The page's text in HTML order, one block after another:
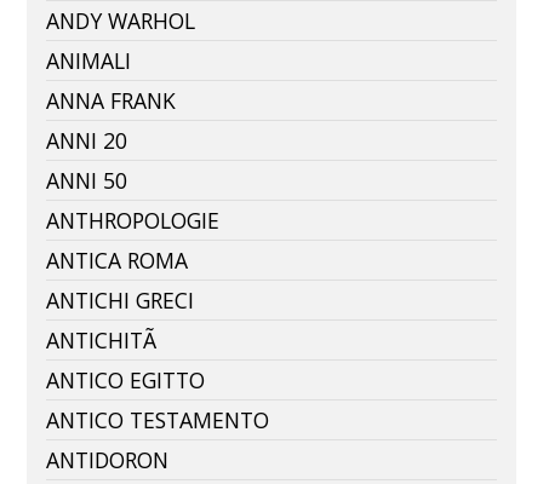
ANDY WARHOL
ANIMALI
ANNA FRANK
ANNI 20
ANNI 50
ANTHROPOLOGIE
ANTICA ROMA
ANTICHI GRECI
ANTICHITÃ
ANTICO EGITTO
ANTICO TESTAMENTO
ANTIDORON